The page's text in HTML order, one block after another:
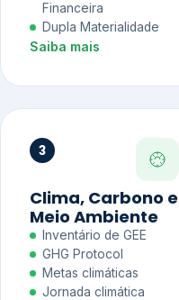
Financeira
Dupla Materialidade
Saiba mais
3
Clima, Carbono e
Meio Ambiente
Inventário de GEE
GHG Protocol
Metas climáticas
Jornada climática